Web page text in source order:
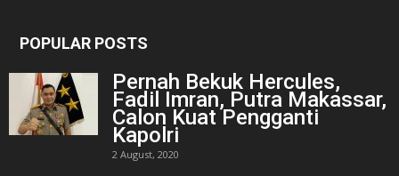
POPULAR POSTS
Pernah Bekuk Hercules,
Fadil Imran, Putra Makassar,
Calon Kuat Pengganti
Kapolri
2 August, 2020